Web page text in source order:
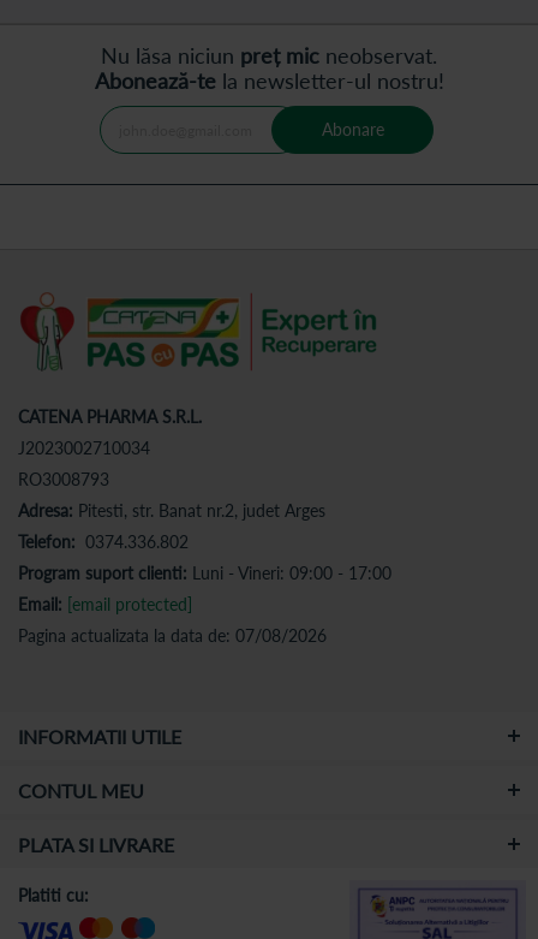
Nu lăsa niciun preț mic neobservat.
Abonează-tela newsletter-ul nostru!
Abonare
CATENA PHARMA S.R.L.
J2023002710034
RO3008793
Adresa: Pitesti, str. Banat nr.2, judet Arges
Telefon: 0374.336.802
Program suport clienti: Luni - Vineri: 09:00 - 17:00
Email: [email protected]
Pagina actualizata la data de: 07/08/2026
INFORMATII UTILE
CONTUL MEU
PLATA SI LIVRARE
Platiti cu: